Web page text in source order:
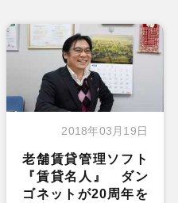
2018年03月19日
老舗賃貸管理ソフト
『賃貸名人』 ダン
ゴネットが20周年を